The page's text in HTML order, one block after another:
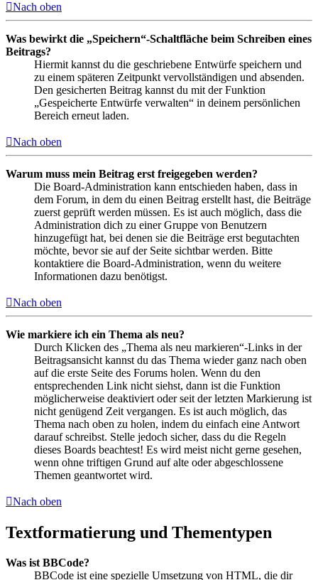
Nach oben
Was bewirkt die „Speichern“-Schaltfläche beim Schreiben eines
Beitrags?
Hiermit kannst du die geschriebene Entwürfe speichern und
zu einem späteren Zeitpunkt vervollständigen und absenden.
Den gesicherten Beitrag kannst du mit der Funktion
„Gespeicherte Entwürfe verwalten“ in deinem persönlichen
Bereich erneut laden.
Nach oben
Warum muss mein Beitrag erst freigegeben werden?
Die Board-Administration kann entschieden haben, dass in
dem Forum, in dem du einen Beitrag erstellt hast, die Beiträge
zuerst geprüft werden müssen. Es ist auch möglich, dass die
Administration dich zu einer Gruppe von Benutzern
hinzugefügt hat, bei denen sie die Beiträge erst begutachten
möchte, bevor sie auf der Seite sichtbar werden. Bitte
kontaktiere die Board-Administration, wenn du weitere
Informationen dazu benötigst.
Nach oben
Wie markiere ich ein Thema als neu?
Durch Klicken des „Thema als neu markieren“-Links in der
Beitragsansicht kannst du das Thema wieder ganz nach oben
auf die erste Seite des Forums holen. Wenn du den
entsprechenden Link nicht siehst, dann ist die Funktion
möglicherweise deaktiviert oder seit der letzten Markierung ist
nicht genügend Zeit vergangen. Es ist auch möglich, das
Thema nach oben zu holen, indem du einfach eine Antwort
darauf schreibst. Stelle jedoch sicher, dass du die Regeln
dieses Boards beachtest! Es wird meist nicht gerne gesehen,
wenn ohne triftigen Grund auf alte oder abgeschlossene
Themen geantwortet wird.
Nach oben
Textformatierung und Thementypen
Was ist BBCode?
BBCode ist eine spezielle Umsetzung von HTML, die dir